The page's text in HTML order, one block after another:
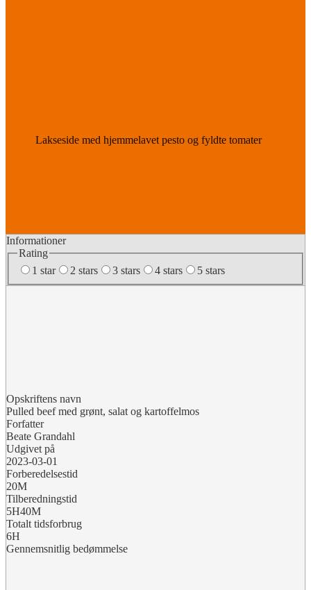
Lakseside med hjemmelavet pesto og fyldte tomater
Informationer
Rating
1 star
2 stars 3 stars 4 stars 5 stars
Opskriftens navn
Pulled beef med grønt, salat og kartoffelmos
Forfatter
Beate Grandahl
Udgivet på
2023-03-01
Forberedelsestid
20M
Tilberedningstid
5H40M
Totalt tidsforbrug
6H
Gennemsnitlig bedømmelse